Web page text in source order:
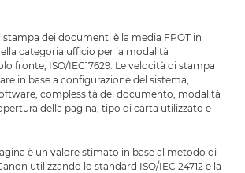
stampa dei documenti è la media FPOT in
categoria ufficio per la modalità
fronte, ISO/IEC17629. Le velocità di stampa
in base a configurazione del sistema,
complessità del documento, modalità
della pagina, tipo di carta utilizzato e
è un valore stimato in base al metodo di
utilizzando lo standard ISO/IEC 24712 e la